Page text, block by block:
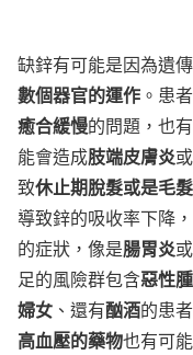
缺鋅有可能是因為遺
數個器官的運作 。患
癒合緩慢的問題，也
能會造成肢端皮膚炎
致休止期脫髮或是毛
導致鋅的吸收率下降
的症狀，像是腸胃炎
足的風險群包含惡性
婦女 、還有酗酒的患
高血壓的藥物也有可